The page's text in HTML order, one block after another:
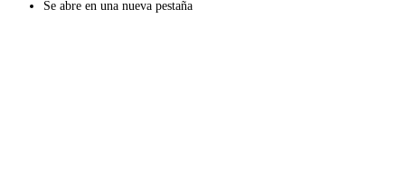
Se abre en una nueva pestaña